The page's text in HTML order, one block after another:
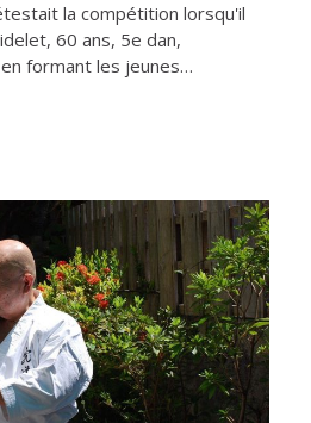
la compétition lorsqu'il
60 ans, 5e dan,
formant les jeunes…